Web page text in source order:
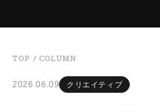
TOP /COLUMN
2026.06.09 クリエイティブ